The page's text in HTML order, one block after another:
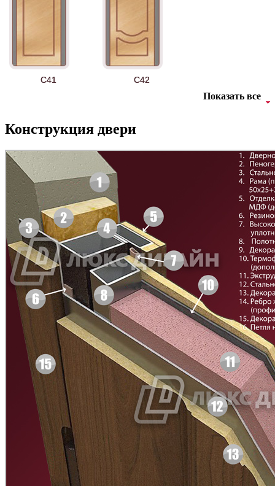
Д-15 60
Д-33
Д-35 С Д-35 СС
Д-36 46 30
C41 C42
C43 C44
C45 C46
Показать все
Конструкция двери